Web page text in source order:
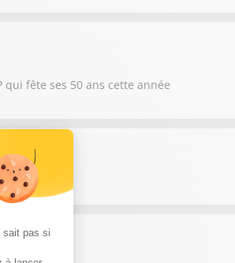
fête ses 50 ans cette année